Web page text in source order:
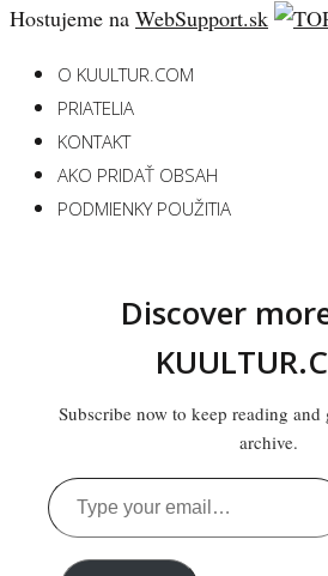
Hostujeme na WebSupport.sk
O KUULTUR.COM
PRIATELIA
KONTAKT
AKO PRIDAŤ OBSAH
PODMIENKY POUŽITIA
Discover
Subscribe now to keep reading and
archive.
Type
your
email…